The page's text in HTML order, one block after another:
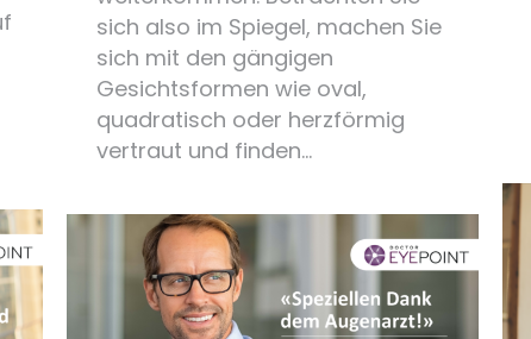
sich also im Spiegel, machen Sie
sich mit den gängigen
Gesichtsformen wie oval,
quadratisch oder herzförmig
vertraut und finden…